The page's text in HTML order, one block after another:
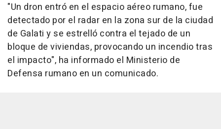
"Un dron entró en el espacio aéreo rumano, fue
detectado por el radar en la zona sur de la ciudad
de Galati y se estrelló contra el tejado de un
bloque de viviendas, provocando un incendio tras
el impacto", ha informado el Ministerio de
Defensa rumano en un comunicado.